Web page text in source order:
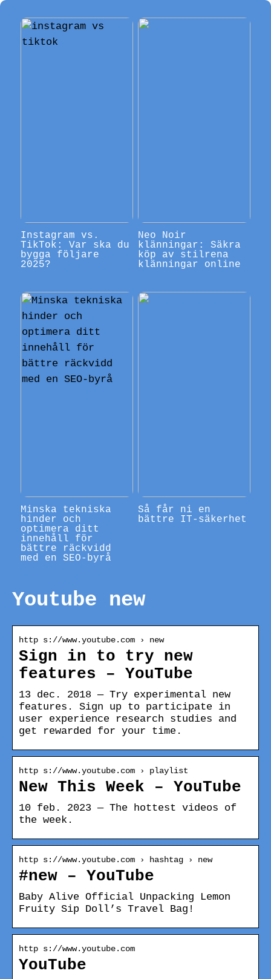
Instagram vs.
TikTok: Var ska du
bygga följare
2025?
Neo Noir
klänningar: Säkra
köp av stilrena
klänningar online
Minska tekniska
hinder och
optimera ditt
innehåll för
bättre räckvidd
med en SEO-byrå
Så får ni en
bättre IT-säkerhet
Youtube new
http s://www.youtube.com › new
Sign in to try new
features – YouTube
13 dec. 2018 — Try experimental new
features. Sign up to participate in
user experience research studies and
get rewarded for your time.
http s://www.youtube.com › playlist
New This Week – YouTube
10 feb. 2023 — The hottest videos of
the week.
http s://www.youtube.com › hashtag › new
#new – YouTube
Baby Alive Official Unpacking Lemon
Fruity Sip Doll’s Travel Bag!
http s://www.youtube.com
YouTube